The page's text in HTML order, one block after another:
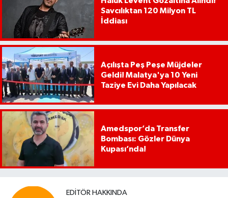
Savcılıktan 120 Milyon TL
İddiası
Açılışta Peş Peşe Müjdeler
Geldi! Malatya'ya 10 Yeni
Taziye Evi Daha Yapılacak
Amedspor’da Transfer
Bombası: Gözler Dünya
Kupası’nda!
EDITÖR HAKKINDA